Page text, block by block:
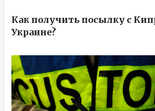
Как получить посылку с
Украине?